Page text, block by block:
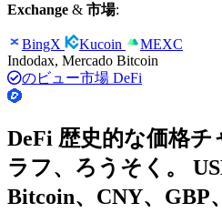
Exchange & 市場:
BingX Kucoin
MEXC
Indodax, Mercado Bitcoin
のビュー市場 DeFi
DeFi 歴史的な価格
ラフ、ろうそく。
Bitcoin、CNY、GBP